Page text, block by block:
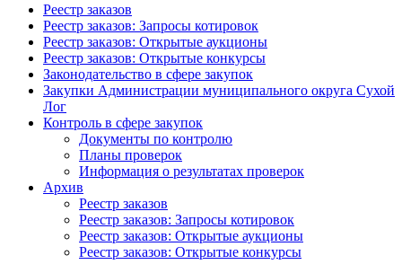
Реестр заказов
Реестр заказов: Запросы котировок
Реестр заказов: Открытые аукционы
Реестр заказов: Открытые конкурсы
Законодательство в сфере закупок
Закупки Администрации муниципального округа Сухой
Лог
Контроль в сфере закупок
Документы по контролю
Планы проверок
Информация о результатах проверок
Архив
Реестр заказов
Реестр заказов: Запросы котировок
Реестр заказов: Открытые аукционы
Реестр заказов: Открытые конкурсы